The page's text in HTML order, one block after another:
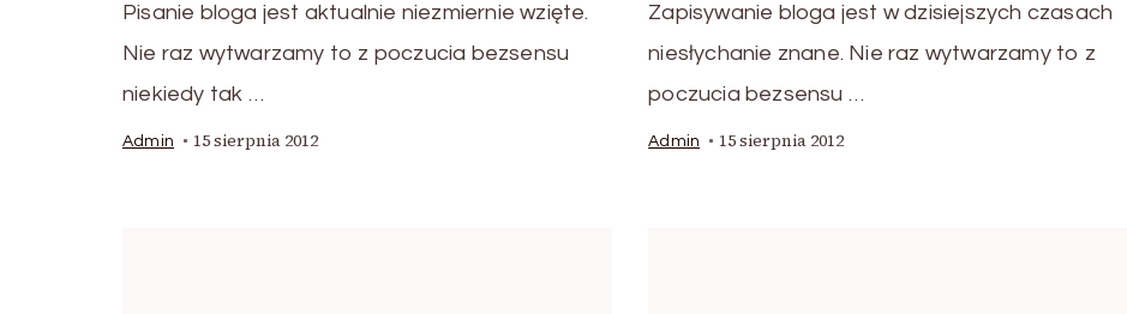
Pisanie bloga jest aktualnie niezmiernie wzięte.
Nie raz wytwarzamy to z poczucia bezsensu
niekiedy tak …
Admin 15 sierpnia 2012
Zapisywanie bloga jest w dzisiejszych czasach
niesłychanie znane. Nie raz wytwarzamy to z
poczucia bezsensu …
Admin 15 sierpnia 2012